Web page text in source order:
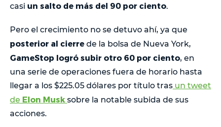
casi un salto de más del 90 por ciento.
Pero el crecimiento no se detuvo ahí, ya que
posterior al cierre de la bolsa de Nueva York,
GameStop logró subir otro 60 por ciento, en
una serie de operaciones fuera de horario hasta
llegar a los $225.05 dólares por título tras un tweet
de Elon Musk sobre la notable subida de sus
acciones.